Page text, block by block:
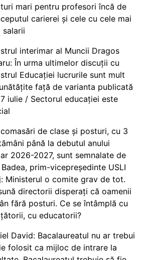
mari pentru profesori încă de
carierei și cele cu cele mai
salarii
interimar al Muncii Dragos
În urma ultimelor discuții cu
Educației lucrurile sunt mult
față de varianta publicată
iulie / Sectorul educației este
de clase și posturi, cu 3
până la debutul anului
2026-2027, sunt semnalate de
prim-vicepreședinte USLI
Ministerul o comite grav de tot.
directorii disperați că oamenii
fără posturi. Ce se întâmplă cu
cu educatorii?
David: Bacalaureatul nu ar trebui
folosit ca mijloc de intrare la